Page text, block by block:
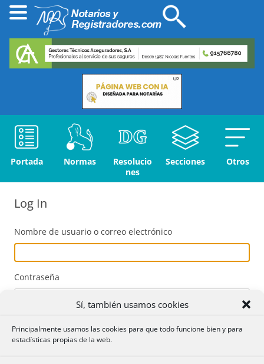
Sí, también usamos cookies
Principalmente usamos las cookies para que todo funcione bien y para
estadísticas propias de la web.
Portada Normas
Resolucio
nes
Secciones Otros
Log In
Nombre de usuario o correo electrónico
Contraseña